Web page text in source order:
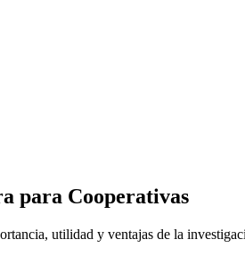
para Cooperativas
utilidad y ventajas de la